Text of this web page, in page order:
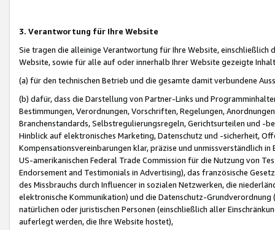
3. Verantwortung für Ihre Website
Sie tragen die alleinige Verantwortung für Ihre Website,
Website, sowie für alle auf oder innerhalb Ihrer Website gezeigte
(a) für den technischen Betrieb und die gesamte damit verbundene
(b) dafür, dass die Darstellung von Partner-Links und
Bestimmungen, Verordnungen, Vorschriften, Regelungen,
Branchenstandards, Selbstregulierungsregeln, Gerichtsurteilen und -
Hinblick auf elektronisches Marketing, Datenschutz und -sicherheit,
Kompensationsvereinbarungen klar, präzise und unmissverständlich
US-amerikanischen Federal Trade Commission für die Nutzung von
Endorsement and Testimonials in Advertising), das französische
des Missbrauchs durch Influencer in sozialen Netzwerken, die
elektronische Kommunikation) und die Datenschutz-
natürlichen oder juristischen Personen (einschließlich aller
auferlegt werden, die Ihre Website hostet),